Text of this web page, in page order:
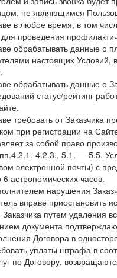
не являющимся
в любое время, в том
проведения
обрабатывать данные о
настоящих
обрабатывать данные о
статус/рейтинг
требовать от Заказчика
при регистрации на
за собой право
4.2.3., 5.1. — 5.5.
электронной почты) с
астрономических часов.
нарушения
вправе приостановить
Заказчика путем
документа
Договора в
уплаты штрафа в
по Договору,